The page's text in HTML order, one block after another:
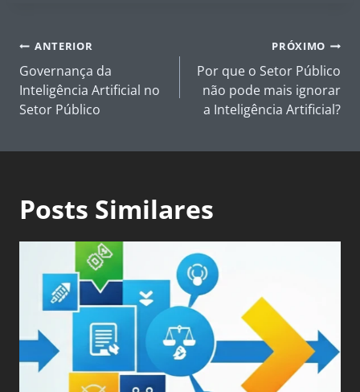
Navegação
de
Post
ANTERIOR
Governança da
Inteligência Artificial no
Setor Público
PRÓXIMO
Por que o Setor Público
não pode mais ignorar
a Inteligência Artificial?
Posts Similares